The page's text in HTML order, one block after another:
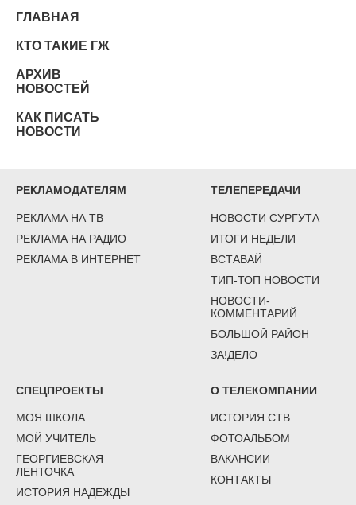
ГЛАВНАЯ
КТО ТАКИЕ ГЖ
АРХИВ
НОВОСТЕЙ
КАК ПИСАТЬ
НОВОСТИ
РЕКЛАМОДАТЕЛЯМ
РЕКЛАМА НА ТВ
РЕКЛАМА НА РАДИО
РЕКЛАМА В ИНТЕРНЕТ
ТЕЛЕПЕРЕДАЧИ
НОВОСТИ СУРГУТА
ИТОГИ НЕДЕЛИ
ВСТАВАЙ
ТИП-ТОП НОВОСТИ
НОВОСТИ-
КОММЕНТАРИЙ
БОЛЬШОЙ РАЙОН
ЗА!ДЕЛО
СПЕЦПРОЕКТЫ
МОЯ ШКОЛА
МОЙ УЧИТЕЛЬ
ГЕОРГИЕВСКАЯ
ЛЕНТОЧКА
ИСТОРИЯ НАДЕЖДЫ
О ТЕЛЕКОМПАНИИ
ИСТОРИЯ СТВ
ФОТОАЛЬБОМ
ВАКАНСИИ
КОНТАКТЫ